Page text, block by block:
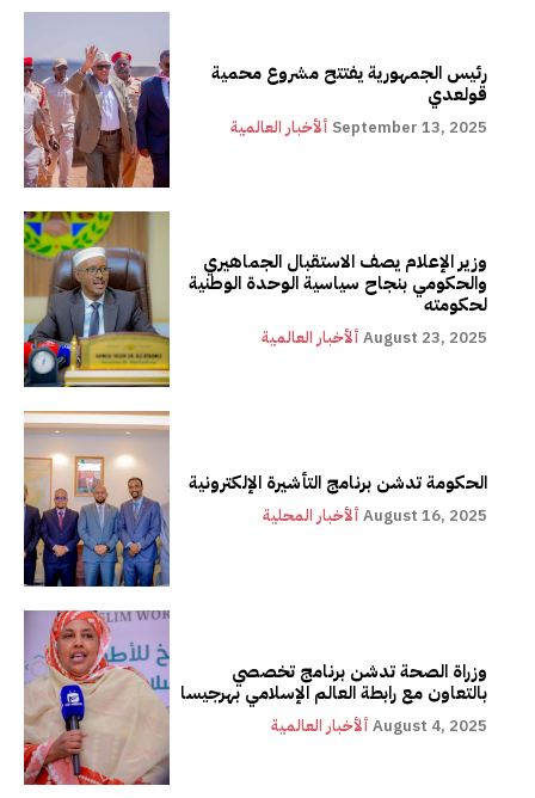
رئيس الجمهورية يفتتح مشروع محمية
قولعدي
ألأخبار العالمية September 13, 2025
وزير الإعلام يصف الاستقبال الجماهيري
والحكومي بنجاح سياسية الوحدة الوطنية
لحكومته
ألأخبار العالمية August 23, 2025
الحكومة تدشن برنامج التأشيرة الإلكترونية
ألأخبار المحلية August 16, 2025
وزراة الصحة تدشن برنامج تخصصي
بالتعاون مع رابطة العالم الإسلامي بهرجيسا
ألأخبار العالمية August 4, 2025